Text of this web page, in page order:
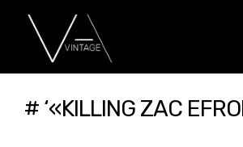
# ‘«KILLING ZAC